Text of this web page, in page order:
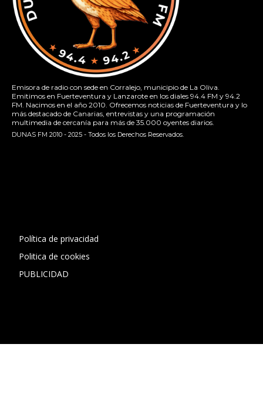
Emisora de radio con sede en Corralejo, municipio de La Oliva.
Emitimos en Fuerteventura y Lanzarote en los diales 94.4 FM y 94.2
FM. Nacimos en el año 2010. Ofrecemos noticias de Fuerteventura y lo
más destacado de Canarias, entrevistas y una programación
multimedia de cercanía para más de 35.000 oyentes diarios.
DUNAS FM 2010 - 2025 - Todos los Derechos Reservados.
Política de privacidad
Politica de cookies
PUBLICIDAD